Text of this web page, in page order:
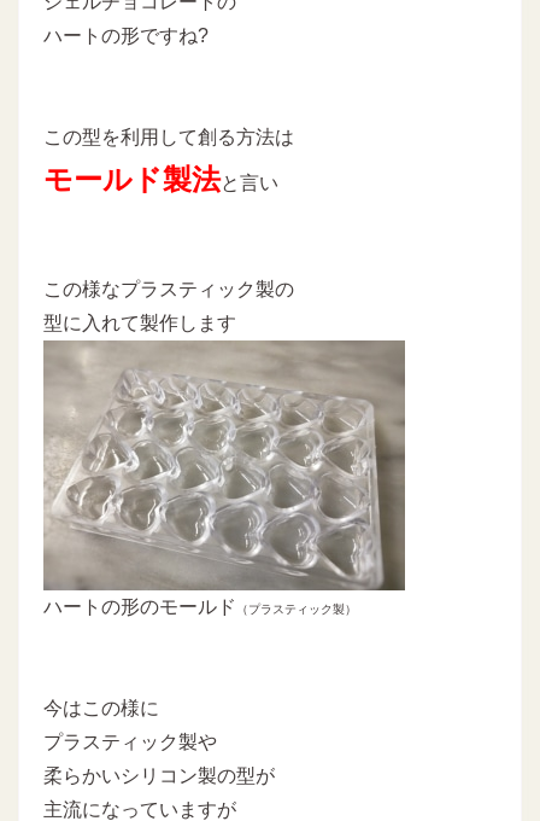
ハートの形ですね?
この型を利用して創る方法は
モールド製法と言い
この様なプラスティック製の
型に入れて製作します
ハートの形のモールド （プラスティック製）
今はこの様に
プラスティック製や
柔らかいシリコン製の型が
主流になっていますが